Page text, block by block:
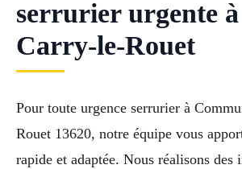
serrurier urgente à
Carry-le-Rouet
Pour toute urgence serrurier à
Rouet 13620, notre équipe vous
rapide et adaptée. Nous réalisons des